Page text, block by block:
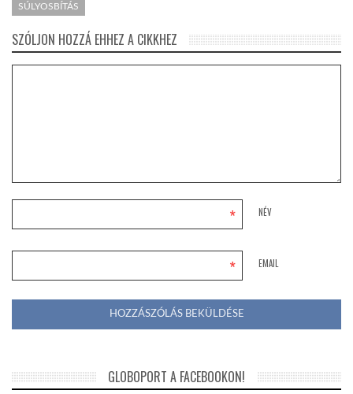
SÚLYOSBÍTÁS
SZÓLJON HOZZÁ EHHEZ A CIKKHEZ
NÉV
*
EMAIL
*
GLOBOPORT A FACEBOOKON!